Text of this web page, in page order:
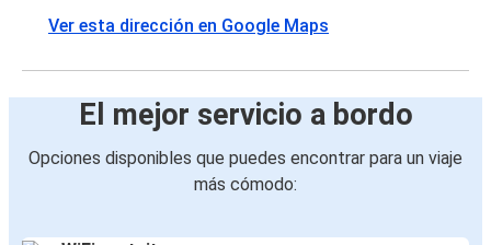
Ver esta dirección en Google Maps
El mejor servicio a bordo
Opciones disponibles que puedes encontrar para un viaje
más cómodo: